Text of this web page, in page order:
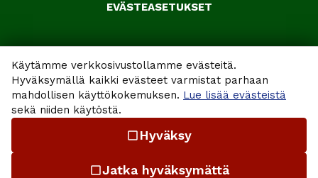
Käytämme verkkosivustollamme evästeitä.
Hyväksymällä kaikki evästeet varmistat parhaan
mahdollisen käyttökokemuksen. Lue lisää evästeistä
sekä niiden käytöstä.
check_box_outline_blank Hyväksy
check_box_outline_blankJatka hyväksymättä
EVÄSTEASETUKSET